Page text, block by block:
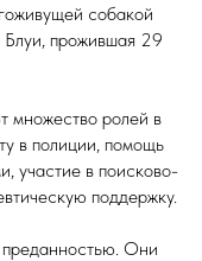
собакой
Блуи, прожившая 29
множество ролей в
в полиции, помощь
участие в поисково-
поддержку.
Они